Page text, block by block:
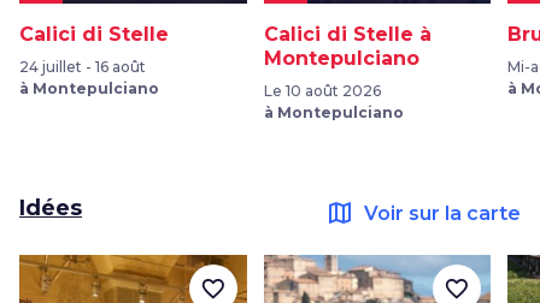
Calici di Stelle
24 juillet - 16 août
à Montepulciano
Calici di Stelle à
Montepulciano
Le 10 août 2026
à Montepulciano
Mi-
à
Idées map Voir sur la carte
favorite_border favorite_border